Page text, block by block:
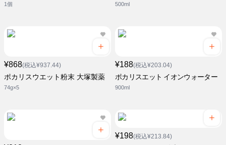
1個 500ml
¥868(税込¥937.44)
ポカリスウエット粉末 大塚製薬
74g×5
¥188(税込¥203.04)
ポカリスエット イオンウォーター
900ml
¥198(税込¥213.84)